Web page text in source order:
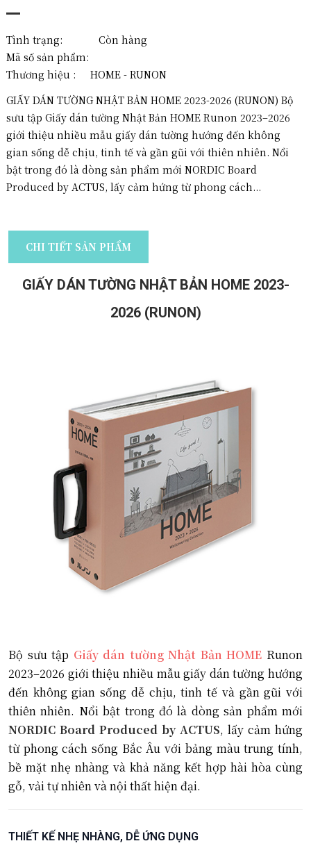
Tình trạng: Còn hàng
Mã số sản phẩm:
Thương hiệu :
HOME - RUNON
GIẤY DÁN TƯỜNG NHẬT BẢN HOME 2023-2026 (RUNON) Bộ
sưu tập Giấy dán tường Nhật Bản HOME Runon 2023–2026
giới thiệu nhiều mẫu giấy dán tường hướng đến không
gian sống dễ chịu, tinh tế và gần gũi với thiên nhiên. Nổi
bật trong đó là dòng sản phẩm mới NORDIC Board
Produced by ACTUS, lấy cảm hứng từ phong cách...
CHI TIẾT SẢN PHẨM
GIẤY DÁN TƯỜNG NHẬT BẢN HOME 2023-
2026 (RUNON)
Bộ sưu tập Giấy dán tường Nhật Bản HOME Runon
2023–2026 giới thiệu nhiều mẫu giấy dán tường hướng
đến không gian sống dễ chịu, tinh tế và gần gũi với
thiên nhiên. Nổi bật trong đó là dòng sản phẩm mới
NORDIC Board Produced by ACTUS, lấy cảm hứng
từ phong cách sống Bắc Âu với bảng màu trung tính,
bề mặt nhẹ nhàng và khả năng kết hợp hài hòa cùng
gỗ, vải tự nhiên và nội thất hiện đại.
THIẾT KẾ NHẸ NHÀNG, DỄ ỨNG DỤNG